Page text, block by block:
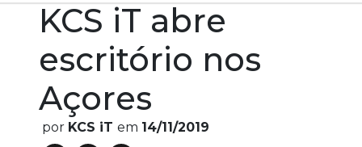
KCS iT abre
escritório nos
Açores
por KCS iT em 14/11/2019